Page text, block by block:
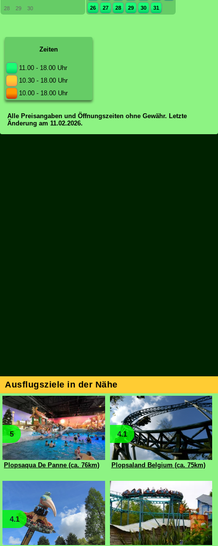
28 29 30 26 27 28 29 30 31
Zeiten
11.00 - 18.00 Uhr
10.30 - 18.00 Uhr
10.00 - 18.00 Uhr
Alle Preisangaben und Öffnungszeiten ohne Gewähr. Letzte
Änderung am 11.02.2026.
Ausflugsziele in der Nähe
5
Plopsaqua De Panne (ca. 76km)
4.1
Plopsaland Belgium (ca. 75km)
4.1